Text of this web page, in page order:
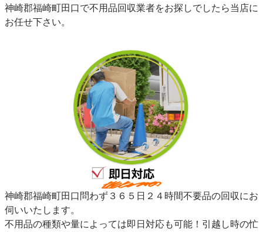
神崎郡福崎町田口で不用品回収業者をお探しでしたら当店に
お任せ下さい。
神崎郡福崎町田口問わず３６５日２４時間不要品の回収にお
伺いいたします。
不用品の種類や量によっては即日対応も可能！引越し時の忙